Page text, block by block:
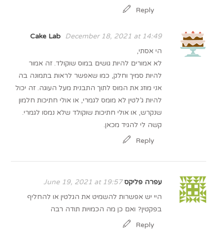
Reply
Cake Lab
December 18, 2021 at 14:49
הי אסתי,
לא אמורים להיות גושים במוס שוקולד. זה אמור
להיות סמיך וחלק, כמו שאפשר לראות בתמונה בה
אני מוזג את המוס לתוך התבנית מעל העוגה. זה יכול
להיות ג’לטין לא מומס לגמרי, או אולי חתיכות חלמון
שנקרש, או אולי חתיכות שוקולד שלא נמסו לגמרי.
קשה לי להגיד מכאן.
Reply
עפרה פליקס June 19, 2021 at 19:57
היי יש אפשרות להשמיט את הגלטין או להחליף
בפקטין? ואם כן מה הכמויות תודה רבה
Reply